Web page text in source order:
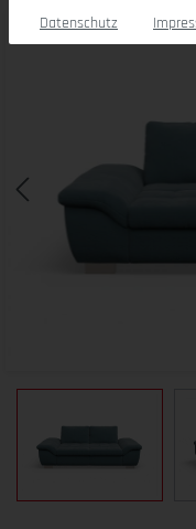
Bildergalerie überspringen
Datenschutz